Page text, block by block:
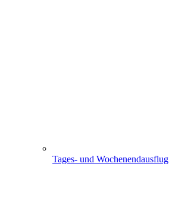
Tages- und Wochenendausflug